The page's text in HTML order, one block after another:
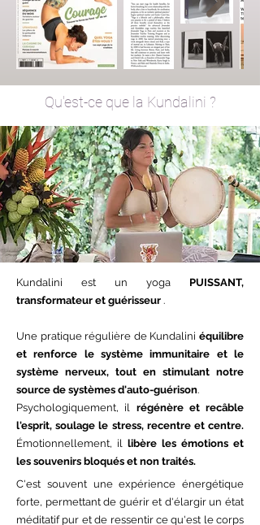
Qu'est-ce que la Kundalini ?
Kundalini est un yoga PUISSANT,
transformateur et guérisseur .
Une pratique régulière de Kundalini équilibre
et renforce le système immunitaire et le
système nerveux, tout en stimulant notre
source de systèmes d'auto-guérison.
Psychologiquement, il régénère et recâble
l'esprit, soulage le stress, recentre et centre.
Émotionnellement, il libère les émotions et
les souvenirs bloqués et non traités.
C'est souvent une expérience énergétique
forte, permettant de guérir et d'élargir un état
méditatif pur et de ressentir ce qu'est le corps